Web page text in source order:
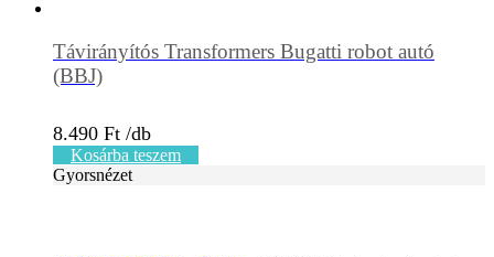
Távirányítós Transformers Bugatti robot autó
(BBJ)
8.490 Ft
Kosárba teszem
Gyorsnézet